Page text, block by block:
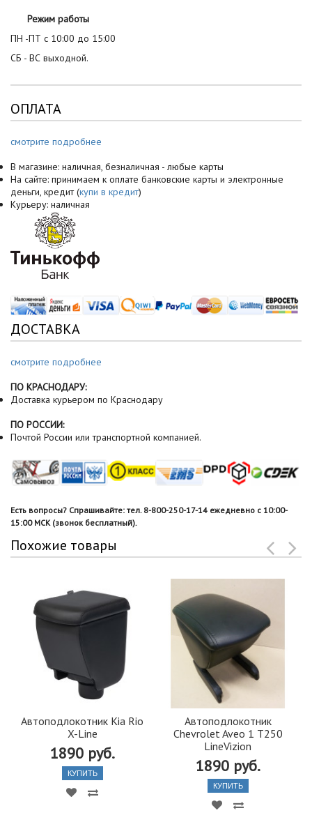
Режим работы
ПН -ПТ с 10:00 до 15:00
СБ - ВС выходной.
ОПЛАТА
смотрите подробнее
В магазине: наличная, безналичная - любые карты
На сайте: принимаем к оплате банковские карты и электронные
деньги, кредит (купи в кредит)
Курьеру: наличная
ДОСТАВКА
смотрите подробнее
ПО КРАСНОДАРУ:
Доставка курьером по Краснодару
ПО РОССИИ:
Почтой России или транспортной компанией.
Есть вопросы? Спрашивайте: тел. 8-800-250-17-14 ежедневно с 10:00-
15:00 МСК (звонок бесплатный).
Похожие товары
Автоподлокотник Kia Rio
X-Line
1890 руб.
КУПИТЬ
Автоподлокотник
Chevrolet Aveo 1 T250
LineVizion
1890 руб.
КУПИТЬ